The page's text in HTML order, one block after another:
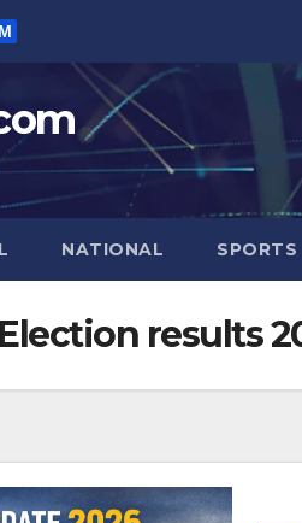
NATIONAL SPORTS
results